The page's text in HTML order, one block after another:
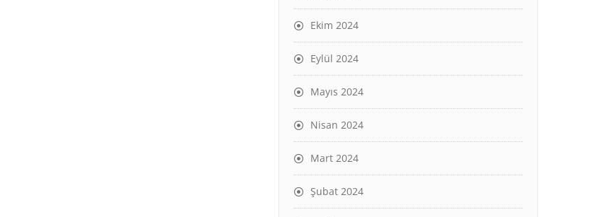
Ekim 2024
Eylül 2024
Mayıs 2024
Nisan 2024
Mart 2024
Şubat 2024